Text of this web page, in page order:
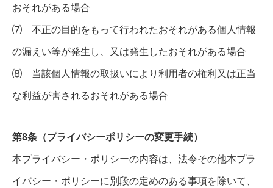
おそれがある場合
⑺ 不正の目的をもって行われたおそれがある個人情報
の漏えい等が発生し、又は発生したおそれがある場合
⑻ 当該個人情報の取扱いにより利用者の権利又は正当
な利益が害されるおそれがある場合
第8条（プライバシーポリシーの変更手続）
本プライバシー・ポリシーの内容は、法令その他本プラ
イバシー・ポリシーに別段の定めのある事項を除いて、